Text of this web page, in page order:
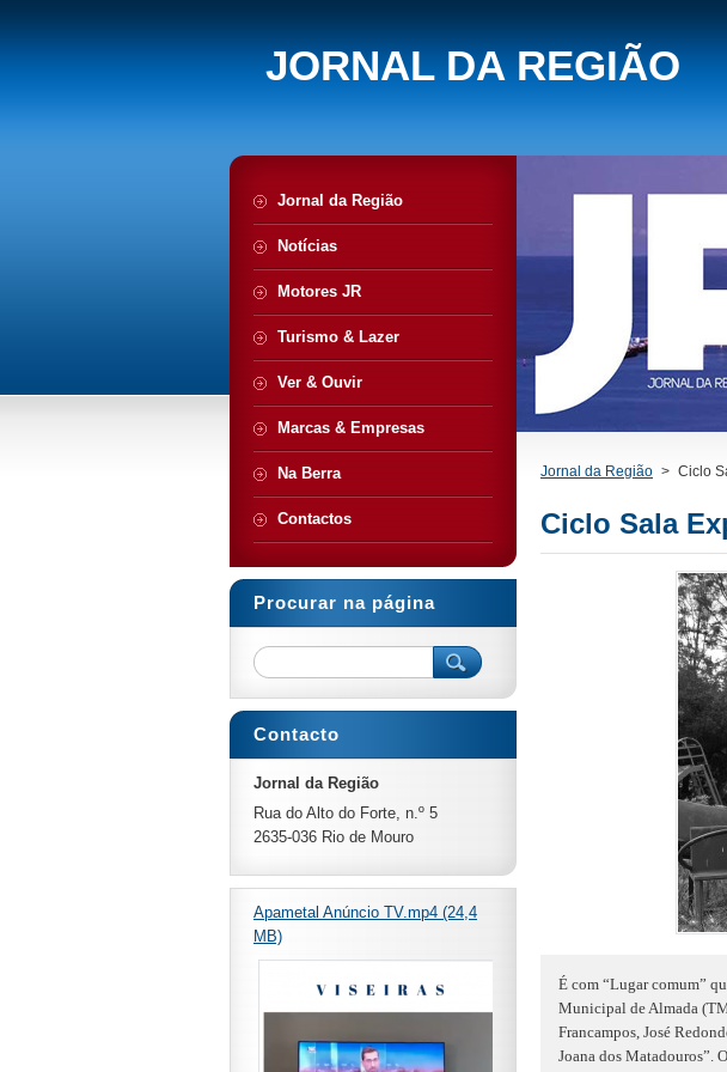
JORNAL DA REGIÃO
Jornal da Região > Ciclo
Ciclo Sala
É com “Lugar comum”
Municipal de Almada
Francampos, José
Joana dos Matadouros”.
Jornal da Região
Notícias
Motores JR
Turismo & Lazer
Ver & Ouvir
Marcas & Empresas
Na Berra
Contactos
Procurar na página
Contacto
Jornal da Região
Rua do Alto do Forte, n.º 5
2635-036 Rio de Mouro
Apametal Anúncio TV.mp4 (24,4
MB)